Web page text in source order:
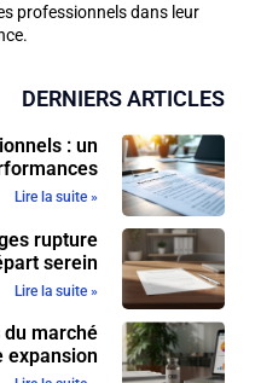
professionnels dans leur
DERNIERS ARTICLES
: un
Lire la suite »
rupture
serein
Lire la suite »
marché
expansion